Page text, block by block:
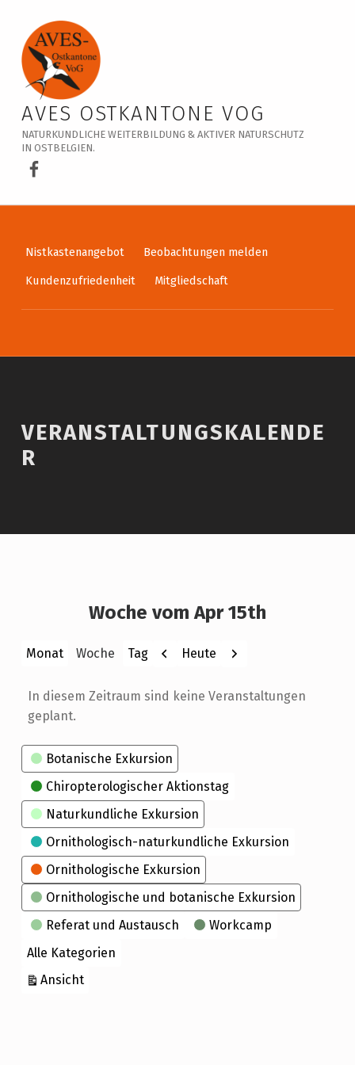
Veranstaltungskalender – AVES Ostkantone VoG
AVES OSTKANTONE VOG
NATURKUNDLICHE WEITERBILDUNG & AKTIVER NATURSCHUTZ
IN OSTBELGIEN.
AVES Ostkantone bei Facebook
Nistkastenangebot
Beobachtungen melden
Kundenzufriedenheit
Mitgliedschaft
VERANSTALTUNGSKALENDE
R
Woche vom Apr 15th
Monat Woche Tag Zurück
Heute Weiter
In diesem Zeitraum sind keine Veranstaltungen
geplant.
Kategorien
Botanische Exkursion
Chiropterologischer Aktionstag
Naturkundliche Exkursion
Ornithologisch-naturkundliche Exkursion
Ornithologische Exkursion
Ornithologische und botanische Exkursion
Referat und Austausch
Workcamp
Alle Kategorien
Ansichtausdrucken